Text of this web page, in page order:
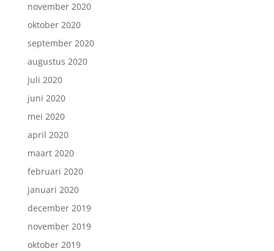
november 2020
oktober 2020
september 2020
augustus 2020
juli 2020
juni 2020
mei 2020
april 2020
maart 2020
februari 2020
januari 2020
december 2019
november 2019
oktober 2019